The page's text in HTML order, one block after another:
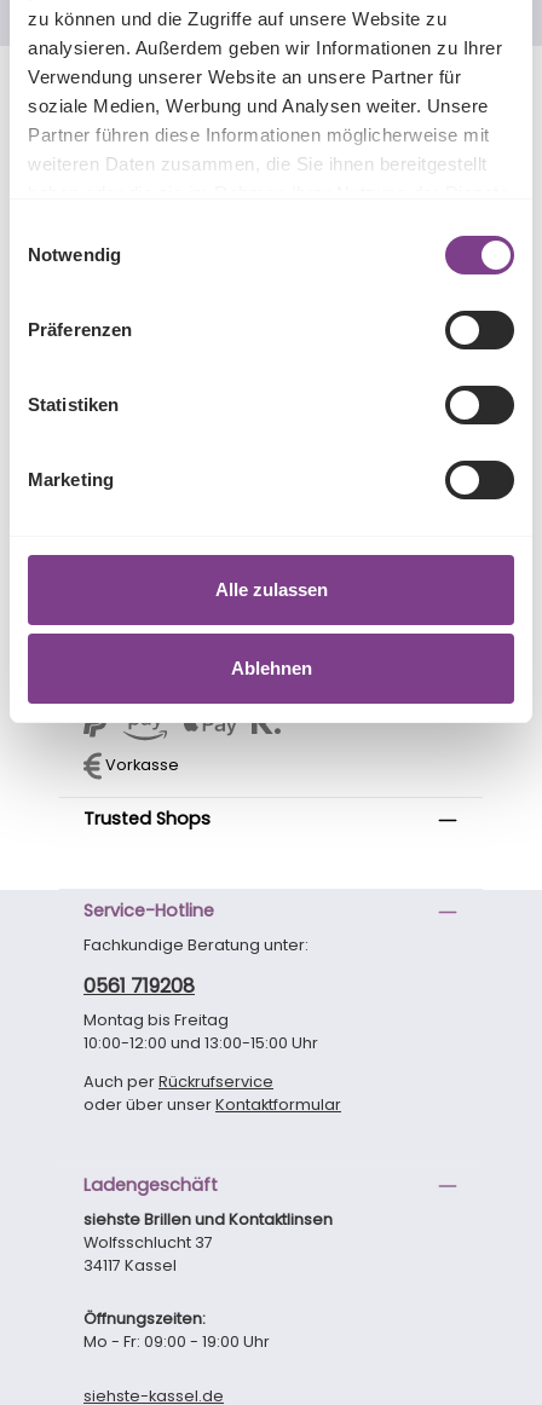
zu können und die Zugriffe auf unsere Website zu
analysieren. Außerdem geben wir Informationen zu Ihrer
Verwendung unserer Website an unsere Partner für
soziale Medien, Werbung und Analysen weiter. Unsere
Partner führen diese Informationen möglicherweise mit
weiteren Daten zusammen, die Sie ihnen bereitgestellt
Notwendig
Präferenzen
Statistiken
Marketing
Alle zulassen
Ablehnen
Shop Service
Impressum
Widerrufsbelehrung
Muster-Widerrufsformular
Vertrag widerrufen
Informationen
Kontakt
Versand & Zahlung
Versand & Zahlung
Versandkostenfrei ab 89,- Euro.
Vorkasse
Trusted Shops
Service-Hotline
Fachkundige Beratung unter:
0561 719208
Montag bis Freitag
10:00-12:00 und 13:00-15:00 Uhr
Auch perRückrufservice
oder über unserKontaktformular
Ladengeschäft
siehste Brillen und Kontaktlinsen
Wolfsschlucht 37
34117 Kassel
Öffnungszeiten:
Mo - Fr: 09:00 - 19:00 Uhr
siehste-kassel.de